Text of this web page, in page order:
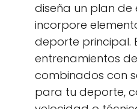
diseña un plan
incorpore
deporte principal.
entrenamientos
combinados con
para tu deporte,